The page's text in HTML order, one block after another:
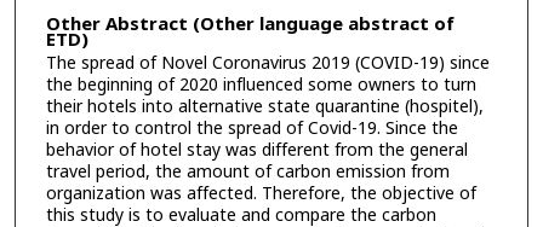
Other Abstract (Other language abstract of
ETD)
The spread of Novel Coronavirus 2019 (COVID-19) since
the beginning of 2020 influenced some owners to turn
their hotels into alternative state quarantine (hospitel),
in order to control the spread of Covid-19. Since the
behavior of hotel stay was different from the general
travel period, the amount of carbon emission from
organization was affected. Therefore, the objective of
this study is to evaluate and compare the carbon